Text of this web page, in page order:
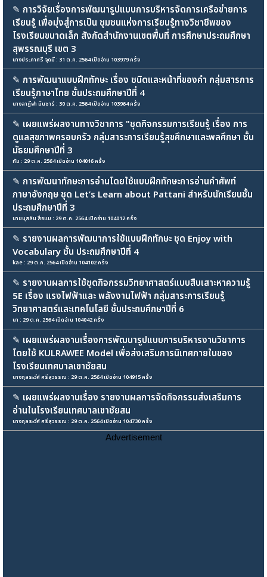
✎ การวิจัยเรื่องการพัฒนารูปแบบการบริหารจัดการเครือข่ายการ
เรียนรู้ เพื่อมุ่งสู่การเป็น ชุมชนแห่งการเรียนรู้ทางวิชาชีพของ
โรงเรียนขนาดเล็ก สังกัดสำนักงานเขตพื้นที่ การศึกษาประถมศึกษา
สุพรรณบุรี เขต 3
นางประภาศรี จุดมี : 31 ต.ค. 2564 เปิดอ่าน 103979 ครั้ง
✎ การพัฒนาแบบฝึกทักษะ เรื่อง ชนิดและหน้าที่ของคำ กลุ่มสารการ
เรียนรู้ภาษาไทย ชั้นประถมศึกษาปีที่ 4
นางลาฏีฟา มินซาร์ : 30 ต.ค. 2564 เปิดอ่าน 103964 ครั้ง
✎ เผยแพร่ผลงานทางวิชาการ "ชุดกิจกรรมการเรียนรู้ เรื่อง การ
ดูแลสุขภาพครอบครัว กลุ่มสาระการเรียนรู้สุขศึกษาและพลศึกษา ชั้น
มัธยมศึกษาปีที่ 3
ทัม : 29 ต.ค. 2564 เปิดอ่าน 104016 ครั้ง
✎ การพัฒนาทักษะการอ่านโดยใช้แบบฝึกทักษะการอ่านคำศัพท์
ภาษาอังกฤษ ชุด Let’s Learn about Pattani สำหรับนักเรียนชั้น
ประถมศึกษาปีที่ 3
นายนุสลัน สือแม : 29 ต.ค. 2564 เปิดอ่าน 104012 ครั้ง
✎ รายงานผลการพัฒนาการใช้แบบฝึกทักษะ ชุด Enjoy with
Vocabulary ชั้น ประถมศึกษาปีที่ 4
kae : 29 ต.ค. 2564 เปิดอ่าน 104102 ครั้ง
✎ รายงานผลการใช้ชุดกิจกรรมวิทยาศาสตร์แบบสืบเสาะหาความรู้
5E เรื่อง แรงไฟฟ้าและ พลังงานไฟฟ้า กลุ่มสาระการเรียนรู้
วิทยาศาสตร์และเทคโนโลยี ชั้นประถมศึกษาปีที่ 6
นา : 29 ต.ค. 2564 เปิดอ่าน 104042 ครั้ง
✎ เผยแพร่ผลงานเรื่องการพัฒนารูปแบบการบริหารงานวิชาการ
โดยใช้ KULRAWEE Model เพื่อส่งเสริมการนิเทศภายในของ
โรงเรียนเทศบาลเขาชัยสน
นางกุลระวีศ์ ศรีสุวรรณ : 29 ต.ค. 2564 เปิดอ่าน 104915 ครั้ง
✎ เผยแพร่ผลงานเรื่อง รายงานผลการจัดกิจกรรมส่งเสริมการ
อ่านในโรงเรียนเทศบาลเขาชัยสน
นางกุลระวีศ์ ศรีสุวรรณ : 29 ต.ค. 2564 เปิดอ่าน 104730 ครั้ง
Advertisement